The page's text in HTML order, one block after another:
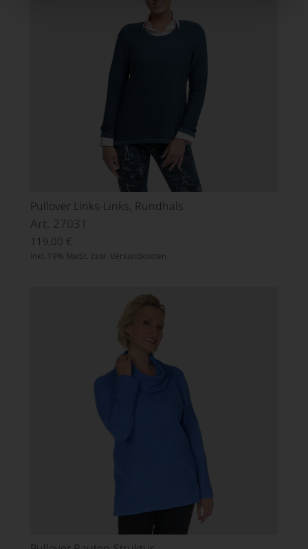
Pullover Links-Links, Rundhals
Art. 27031
119,00 €
inkl. 19% MwSt. zzgl. Versandkosten